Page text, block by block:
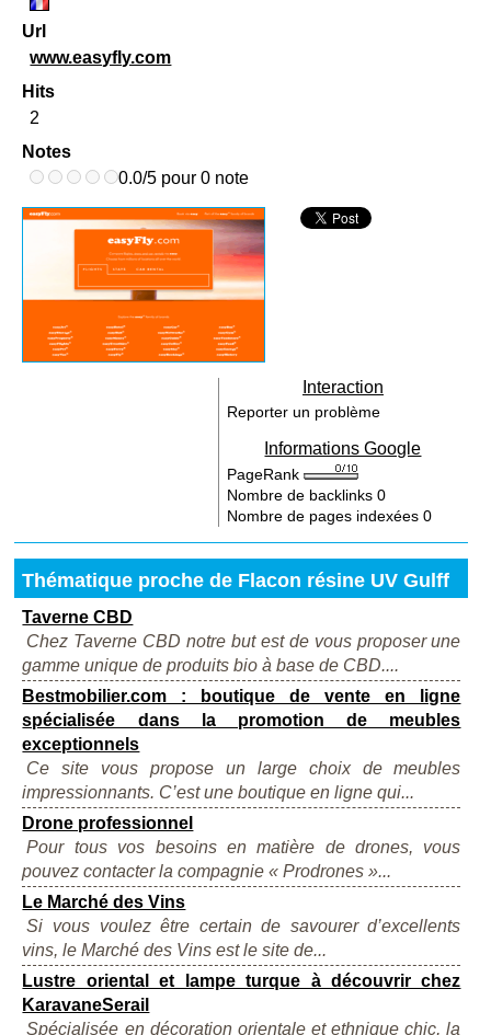
Url
www.easyfly.com
Hits
2
Notes
0.0/5 pour 0 note
Interaction
Reporter un problème
Informations Google
PageRank
Nombre de backlinks0
Nombre de pages indexées0
Thématique proche de Flacon résine UV Gulff
Taverne CBD
Chez Taverne CBD notre but est de vous proposer une
gamme unique de produits bio à base de CBD....
Bestmobilier.com : boutique de vente en ligne
spécialisée dans la promotion de meubles
exceptionnels
Ce site vous propose un large choix de meubles
impressionnants. C’est une boutique en ligne qui...
Drone professionnel
Pour tous vos besoins en matière de drones, vous
pouvez contacter la compagnie « Prodrones »...
Le Marché des Vins
Si vous voulez être certain de savourer d’excellents
vins, le Marché des Vins est le site de...
Lustre oriental et lampe turque à découvrir chez
KaravaneSerail
Spécialisée en décoration orientale et ethnique chic, la